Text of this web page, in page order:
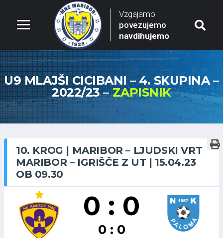
Vzgajamo
povezujemo
navdihujemo
U9 MLAJŠI CICIBANI – 4. SKUPINA –
2022/23 –ZAPISNIK
10. KROG | MARIBOR – LJUDSKI VRT
MARIBOR – IGRIŠČE Z UT | 15.04.23
OB 09.30
0 : 0
0 : 0